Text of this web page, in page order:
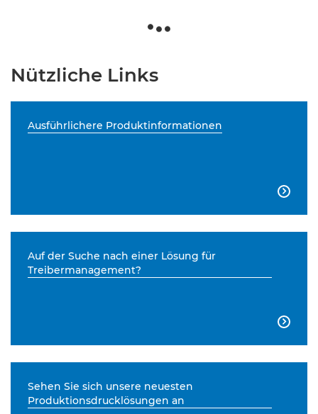
Nützliche Links
Ausführlichere Produktinformationen

Auf der Suche nach einer Lösung für
Treibermanagement?

Sehen Sie sich unsere neuesten
Produktionsdrucklösungen an